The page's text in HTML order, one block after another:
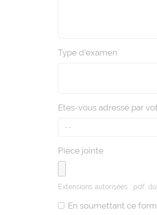
Type d'examen
Etes-vous adressé par
--
Pièce jointe
Extensions autorisées : pdf,
En soumettant ce